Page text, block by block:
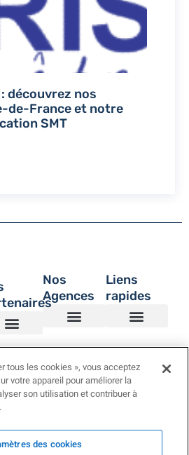
découvrez nos
de-France et notre
SMT
Nos
Agences
Liens
rapides
tous les cookies », vous acceptez
votre appareil pour améliorer la
son utilisation et contribuer à
des cookies